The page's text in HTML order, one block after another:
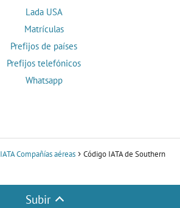
Lada USA
Matrículas
Prefijos de países
Prefijos telefónicos
Whatsapp
IATA Compañías aéreas
Código IATA de Southern
Subir